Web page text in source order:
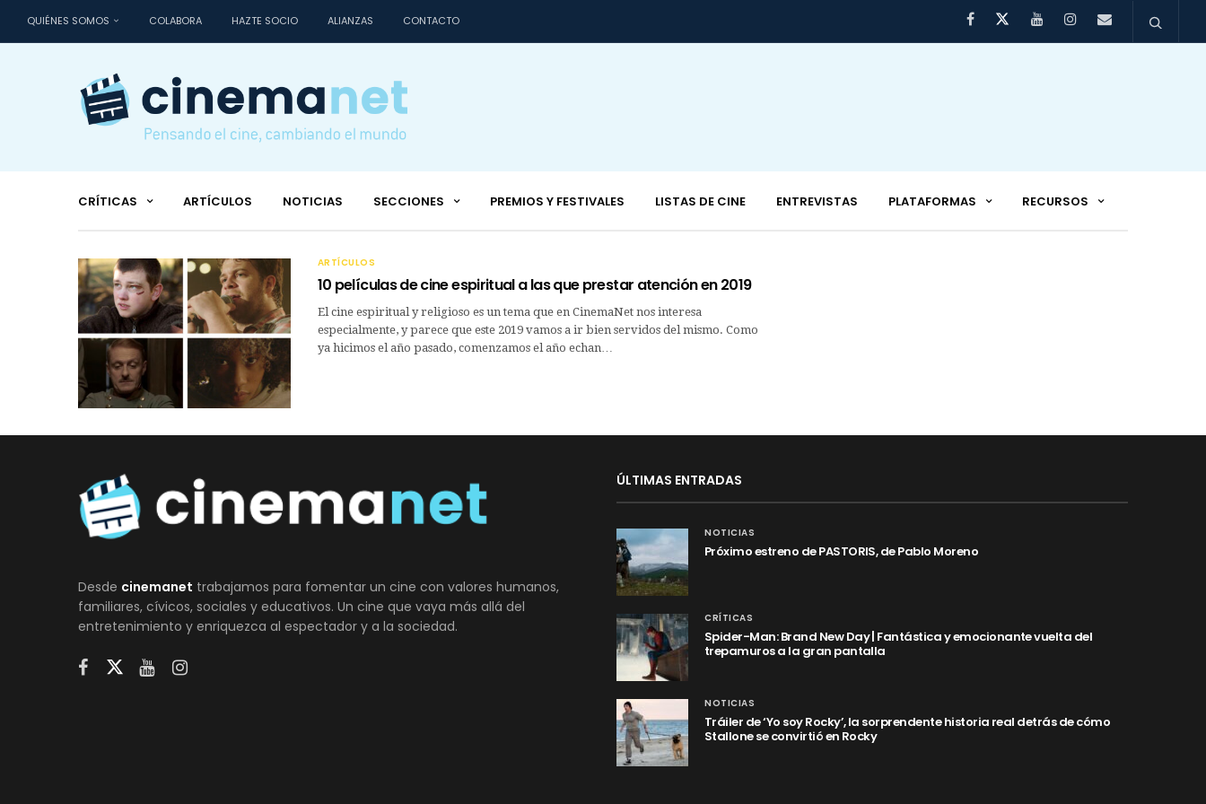
QUIÉNES SOMOS COLABORA HAZTE SOCIO ALIANZAS CONTACTO
CRÍTICAS ARTÍCULOS NOTICIAS SECCIONES PREMIOS Y FESTIVALES LISTAS DE CINE ENTREVISTAS PLATAFORMAS RECURSOS
ARTÍCULOS
10 películas de cine espiritual a las que prestar atención en 2019
El cine espiritual y religioso es un tema que en CinemaNet nos interesa
especialmente, y parece que este 2019 vamos a ir bien servidos del mismo. Como
ya hicimos el año pasado, comenzamos el año echan…
Desde cinemanet trabajamos para fomentar un cine con valores humanos,
familiares, cívicos, sociales y educativos. Un cine que vaya más allá del
entretenimiento y enriquezca al espectador y a la sociedad.
ÚLTIMAS ENTRADAS
NOTICIAS
Próximo estreno de PASTORIS, de Pablo Moreno
CRÍTICAS
Spider-Man: Brand New Day | Fantástica y emocionante vuelta del
trepamuros a la gran pantalla
NOTICIAS
Tráiler de ‘Yo soy Rocky’, la sorprendente historia real detrás de cómo
Stallone se convirtió en Rocky